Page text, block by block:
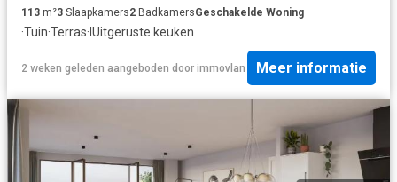
113 m²3 Slaapkamers2 BadkamersGeschakelde Woning
·Tuin·Terras· IUitgeruste keuken
2 weken geleden aangeboden door immovlan Meer informatie